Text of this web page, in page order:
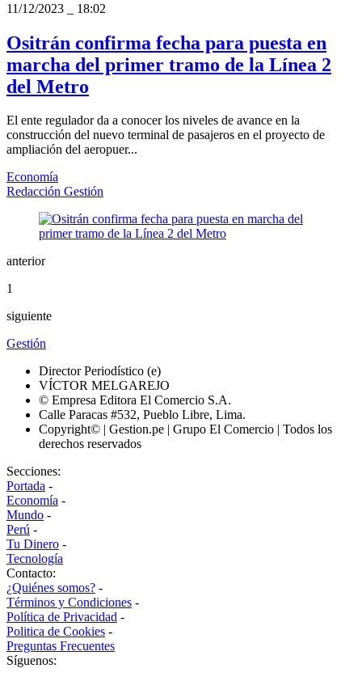
11/12/2023
18:02
Ositrán confirma fecha para puesta en
marcha del primer tramo de la Línea 2
del Metro
El ente regulador da a conocer los niveles de avance en la
construcción del nuevo terminal de pasajeros en el proyecto de
ampliación del aeropuer...
Economía
Redacción Gestión
anterior
1
siguiente
Gestión
Director Periodístico (e)
VÍCTOR MELGAREJO
© Empresa Editora El Comercio S.A.
Calle Paracas #532, Pueblo Libre, Lima.
Copyright© | Gestion.pe | Grupo El Comercio | Todos los
derechos reservados
Secciones:
Portada -
Economía -
Mundo -
Perú -
Tu Dinero -
Tecnología
Contacto:
¿Quiénes somos? -
Términos y Condiciones -
Política de Privacidad -
Politica de Cookies -
Preguntas Frecuentes
Síguenos: